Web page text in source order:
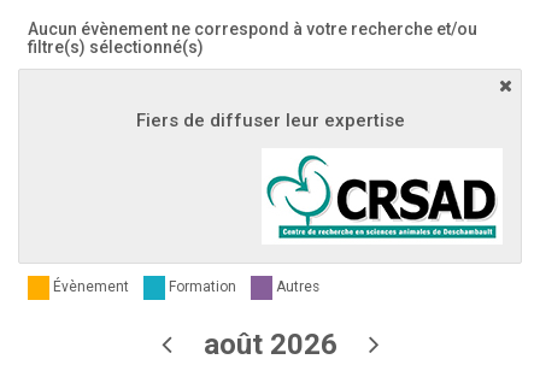
Aucun évènement ne correspond à votre recherche et/ou
filtre(s) sélectionné(s)
Fiers de diffuser leur expertise
Évènement Formation Autres
août 2026